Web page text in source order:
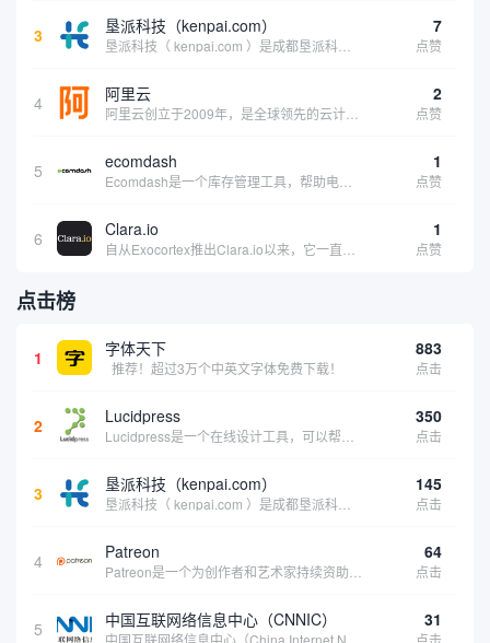
3 垦派科技（kenpai.com） 7
点赞
4 阿里云 2
点赞
5 ecomdash 1
点赞
6 Clara.io 1
点赞
点击榜
1 字体天下
推荐！超过3万个中英文字体免费下载！
883
点击
2 Lucidpress 350
点击
3 垦派科技（kenpai.com） 145
点击
4 Patreon 64
点击
5 中国互联网络信息中心（CNNIC） 31
点击